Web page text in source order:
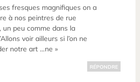
fresques magnifiques on a
à nos peintres de rue
un peu comme dans la
voir ailleurs si l’on ne
notre art …ne »
RÉPONDRE